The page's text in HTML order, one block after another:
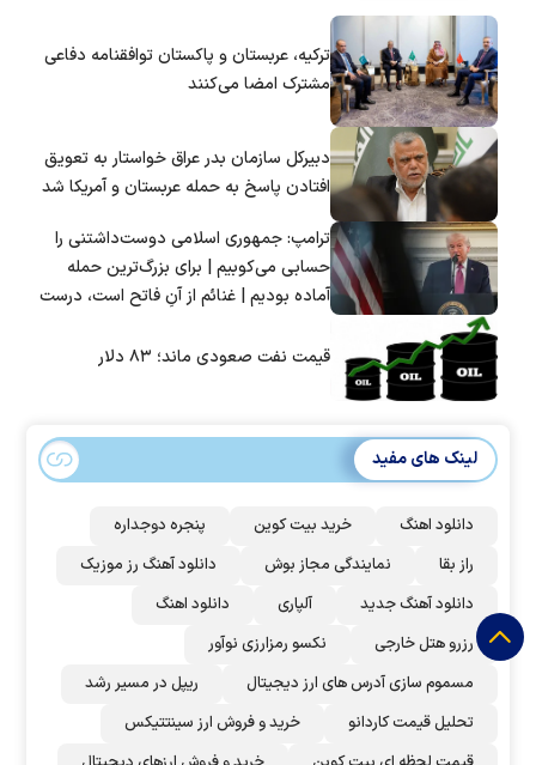
ترکیه، عربستان و پاکستان توافقنامه دفاعی
مشترک امضا می‌کنند
دبیرکل سازمان بدر عراق خواستار به تعویق
افتادن پاسخ به حمله عربستان و آمریکا شد
ترامپ: جمهوری اسلامی دوست‌داشتنی را
حسابی می‌کوبیم | برای بزرگ‌ترین حمله
آماده بودیم | غنائم از آنِ فاتح است، درست
قیمت نفت صعودی ماند؛ ۸۳ دلار
لینک های مفید
دانلود اهنگ خرید بیت کوین
پنجره دوجداره
راز بقا
نمایندگی مجاز بوش
دانلود آهنگ رز‌ موزیک
دانلود آهنگ جدید
آلپاری
دانلود اهنگ
رزرو هتل خارجی
نکسو رمزارزی نوآور
مسموم سازی آدرس های ارز دیجیتال
ریپل در مسیر رشد
تحلیل قیمت کاردانو
خرید و فروش ارز سینتتیکس